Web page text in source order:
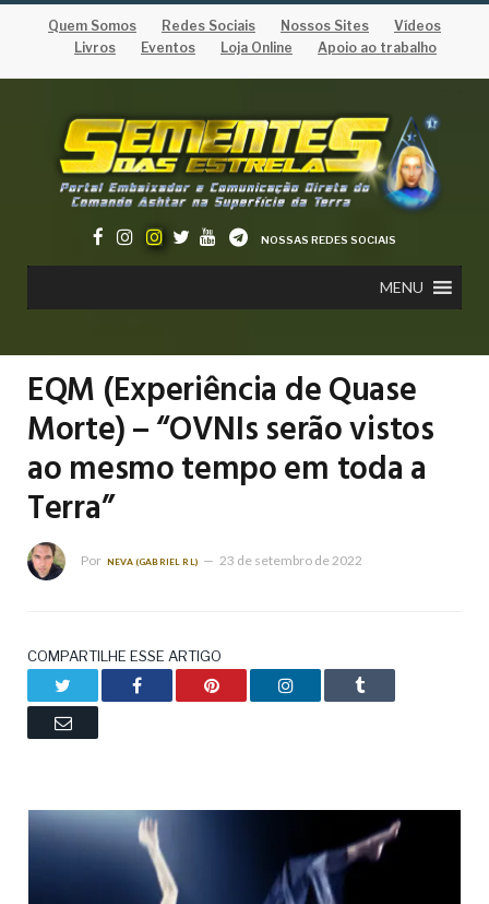
Quem Somos Redes Sociais Nossos Sites
Vídeos
Livros
Eventos Loja Online Apoio ao trabalho
NOSSAS REDES SOCIAIS
MENU
EQM (Experiência de Quase
Morte) – “OVNIs serão vistos
ao mesmo tempo em toda a
Terra”
Por NEVA (GABRIEL RL) 23 de setembro de 2022
COMPARTILHE ESSE ARTIGO
Facebook Pinterest LinkedIn Tumblr
Email